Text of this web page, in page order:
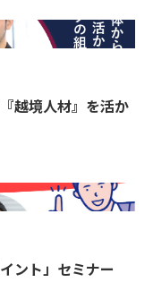
越境人材』を活か
ント」セミナー